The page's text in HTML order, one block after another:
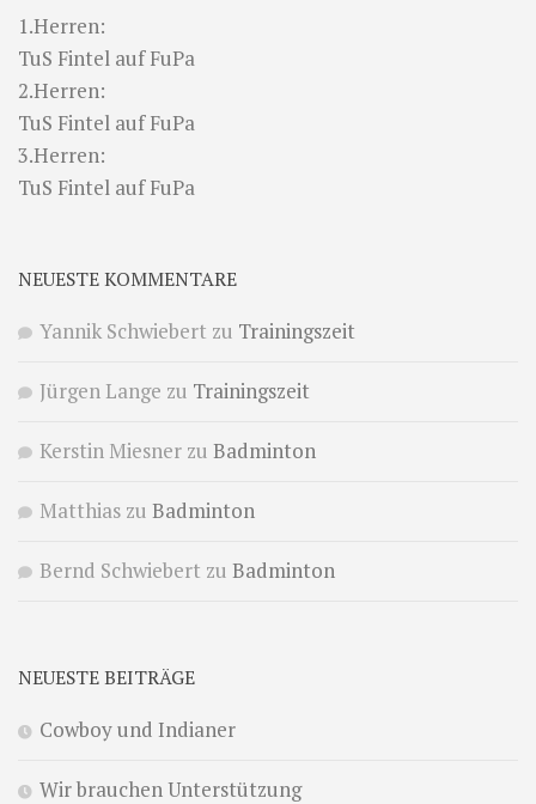
1.Herren:
TuS Fintel auf FuPa
2.Herren:
TuS Fintel auf FuPa
3.Herren:
TuS Fintel auf FuPa
NEUESTE KOMMENTARE
Yannik Schwiebert zu Trainingszeit
Jürgen Lange zu Trainingszeit
Kerstin Miesner zu Badminton
Matthias zu Badminton
Bernd Schwiebert zu Badminton
NEUESTE BEITRÄGE
Cowboy und Indianer
Wir brauchen Unterstützung